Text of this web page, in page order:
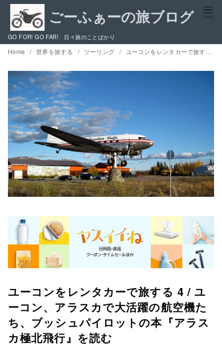
ン
GO FOR! GO FAR! 日々旅のことばかり
Home 世界を旅する ツーリング ユーコンをレンタカーで旅する 4 / ユーコン、アラスカで大活躍の航空機たち、ブッシュパイロットの本『アラスカ極北飛行』を読む
ユーコンをレンタカーで旅する 4 / ユ
ーコン、アラスカで大活躍の航空機た
ち、ブッシュパイロットの本『アラス
カ極北飛行』を読む